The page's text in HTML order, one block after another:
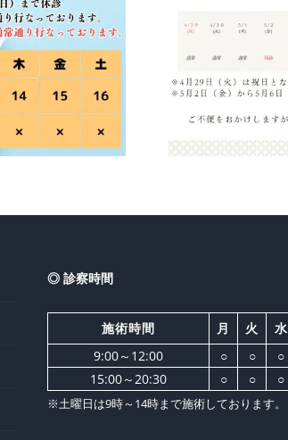
デンウィー
）のお知ら
せ
◎ 診察時間
施術時間 月 火 水
9:00～12:00
○ ○ ○
15:00～20:30
○ ○ ○
※土曜日は9時～14時まで施術しております。